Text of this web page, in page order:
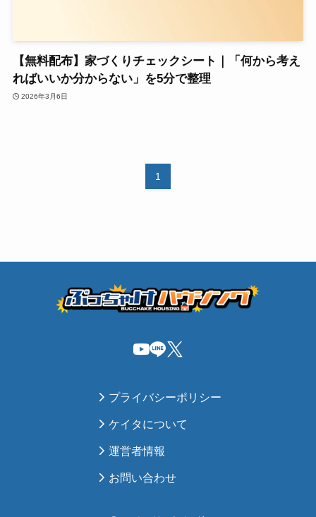
【無料配布】家づくりチェックシート｜「何から考え
ればいいか分からない」を5分で整理
2026年3月6日
1
プライバシーポリシー
ケイタについて
運営者情報
お問い合わせ